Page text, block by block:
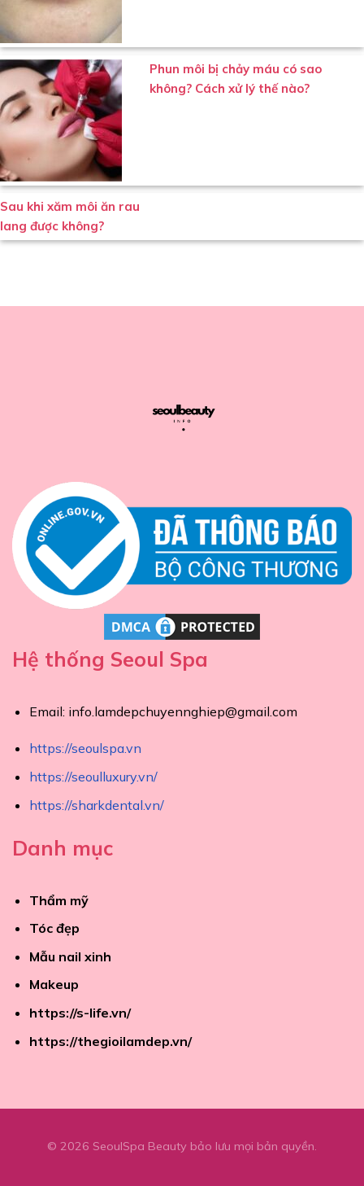
Phun môi bị chảy máu có sao
không? Cách xử lý thế nào?
Sau khi xăm môi ăn rau
lang được không?
Hệ thống Seoul Spa
Email: info.lamdepchuyennghiep@gmail.com
https://seoulspa.vn
https://seoulluxury.vn/
https://sharkdental.vn/
Danh mục
Thẩm mỹ
Tóc đẹp
Mẫu nail xinh
Makeup
https://s-life.vn/
https://thegioilamdep.vn/
© 2026 SeoulSpa Beauty bảo lưu mọi bản quyền.